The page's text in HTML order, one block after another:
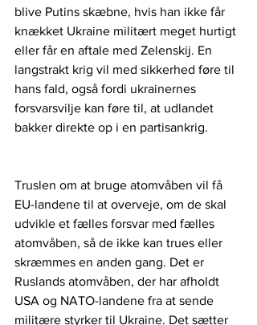
blive Putins skæbne, hvis han ikke får
knækket Ukraine militært meget hurtigt
eller får en aftale med Zelenskij. En
langstrakt krig vil med sikkerhed føre til
hans fald, også fordi ukrainernes
forsvarsvilje kan føre til, at udlandet
bakker direkte op i en partisankrig.
Truslen om at bruge atomvåben vil få
EU-landene til at overveje, om de skal
udvikle et fælles forsvar med fælles
atomvåben, så de ikke kan trues eller
skræmmes en anden gang. Det er
Ruslands atomvåben, der har afholdt
USA og NATO-landene fra at sende
militære styrker til Ukraine. Det sætter